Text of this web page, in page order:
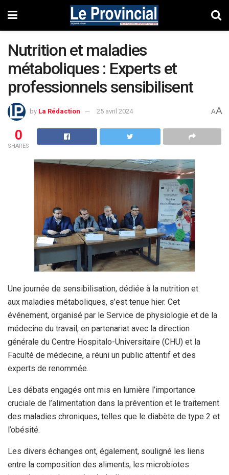
Nutrition et maladies
métaboliques : Experts et
professionnels sensibilisent
by La Rédaction 25 avril 2024 AA
0
SHARES
Une journée de sensibilisation, dédiée à la nutrition et
aux maladies métaboliques, s’est tenue hier. Cet
événement, organisé par le Service de physiologie et de la
médecine du travail, en partenariat avec la direction
générale du Centre Hospitalo-Universitaire (CHU) et la
Faculté de médecine, a réuni un public attentif et des
experts de renommée.
Les débats engagés ont mis en lumière l’importance
cruciale de l’alimentation dans la prévention et le traitement
des maladies chroniques, telles que le diabète de type 2 et
l’obésité.
Les divers échanges ont, également, souligné les liens
entre la composition des aliments, les microbiotes